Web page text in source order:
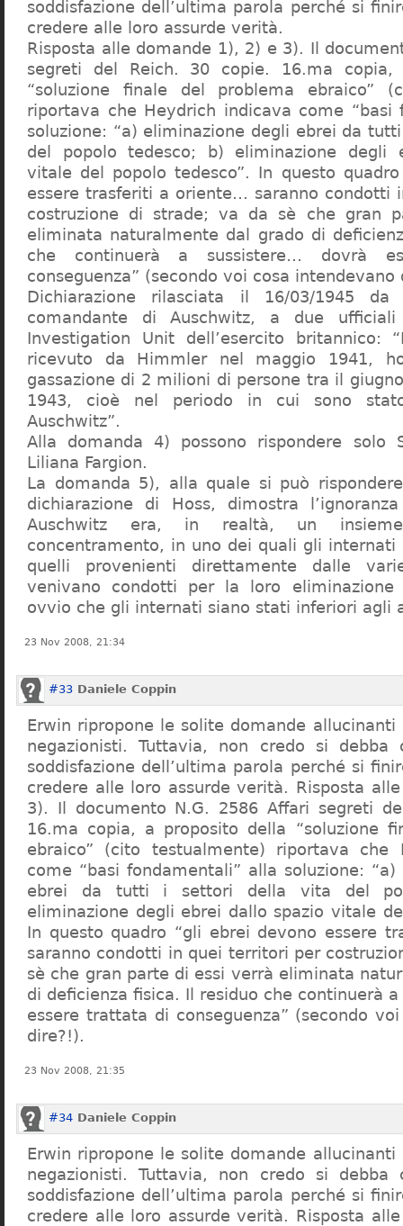
soddisfazione dell’ultima parola perché si
credere alle loro assurde verità.
Risposta alle domande 1), 2) e 3). Il
segreti del Reich. 30 copie. 16.ma copia,
“soluzione finale del problema ebraico”
riportava che Heydrich indicava come “basi
soluzione: “a) eliminazione degli ebrei da
del popolo tedesco; b) eliminazione degli
vitale del popolo tedesco”. In questo
essere trasferiti a oriente… saranno condotti
costruzione di strade; va da sè che gran
eliminata naturalmente dal grado di
che continuerà a sussistere… dovrà
conseguenza” (secondo voi cosa intendevano
Dichiarazione rilasciata il 16/03/1945
comandante di Auschwitz, a due
Investigation Unit dell’esercito britannico:
ricevuto da Himmler nel maggio 1941,
gassazione di 2 milioni di persone tra il
1943, cioè nel periodo in cui sono
Auschwitz”.
Alla domanda 4) possono rispondere solo
Liliana Fargion.
La domanda 5), alla quale si può
dichiarazione di Hoss, dimostra
Auschwitz era, in realtà, un
concentramento, in uno dei quali gli
quelli provenienti direttamente dalle
venivano condotti per la loro eliminazione
ovvio che gli internati siano stati inferiori agli
23 Nov 2008, 21:34
#33 Daniele Coppin
Erwin ripropone le solite domande
negazionisti. Tuttavia, non credo si debba
soddisfazione dell’ultima parola perché si
credere alle loro assurde verità. Risposta
3). Il documento N.G. 2586 Affari segreti
16.ma copia, a proposito della “soluzione
ebraico” (cito testualmente) riportava che
come “basi fondamentali” alla soluzione:
ebrei da tutti i settori della vita del
eliminazione degli ebrei dallo spazio vitale
In questo quadro “gli ebrei devono essere
saranno condotti in quei territori per
sè che gran parte di essi verrà eliminata
di deficienza fisica. Il residuo che continuerà
essere trattata di conseguenza” (secondo
dire?!).
23 Nov 2008, 21:35
#34 Daniele Coppin
Erwin ripropone le solite domande
negazionisti. Tuttavia, non credo si debba
soddisfazione dell’ultima parola perché si
credere alle loro assurde verità. Risposta